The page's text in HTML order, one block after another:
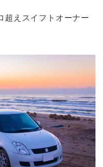
超えスイフトオーナー